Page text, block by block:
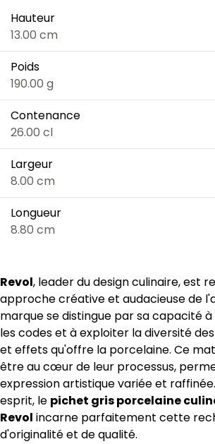
Hauteur
13.00 cm
Poids
190.00 g
Contenance
26.00 cl
Largeur
8.00 cm
Longueur
8.80 cm
Revol, leader du design culinaire, est
approche créative et audacieuse de
marque se distingue par sa capacité
les codes et à exploiter la diversité
et effets qu'offre la porcelaine. Ce
être au cœur de leur processus,
expression artistique variée et
esprit, le pichet gris porcelaine
Revol incarne parfaitement cette
d'originalité et de qualité.